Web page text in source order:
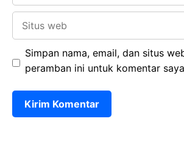
Simpan nama, email, dan situs
peramban ini untuk komentar